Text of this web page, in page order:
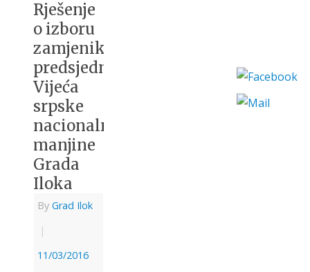
Rješenje
o izboru
zamjenika
predsjednika
Vijeća
srpske
nacionalne
manjine
Grada
Iloka
By Grad Ilok
|
11/03/2016